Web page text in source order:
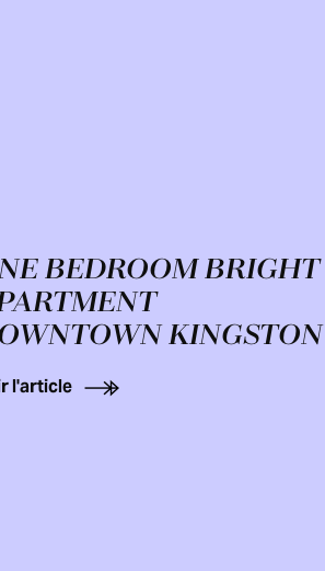
BEDROOM BRIGHT
KINGSTON
l'article